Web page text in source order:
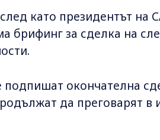
като президентът на
брифинг за сделка на
подпишат окончателна
да преговарят в